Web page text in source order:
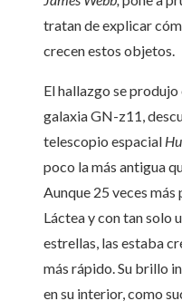
tratan de explicar
crecen estos objetos.
El hallazgo se
galaxia GN-z11,
telescopio espacial
poco la más antigua
Aunque 25 veces más
Láctea y con tan solo
estrellas, las estaba
más rápido. Su brillo
en su interior, como